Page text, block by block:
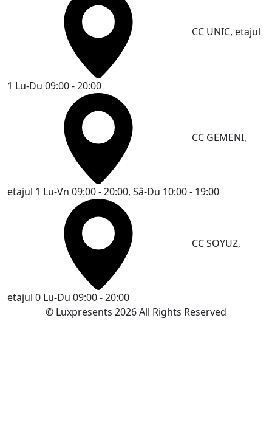
CC UNIC, etajul
1 Lu-Du 09:00 - 20:00
CC GEMENI,
etajul 1 Lu-Vn 09:00 - 20:00, Sâ-Du 10:00 - 19:00
CC SOYUZ,
etajul 0 Lu-Du 09:00 - 20:00
© Luxpresents 2026 All Rights Reserved